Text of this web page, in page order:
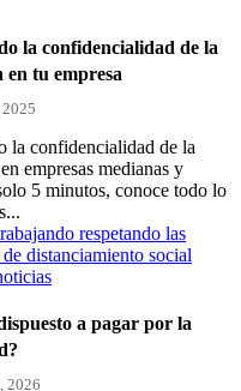
la confidencialidad de la
tu empresa
la confidencialidad de la
empresas medianas y
5 minutos, conoce todo lo
a pagar por la
2026